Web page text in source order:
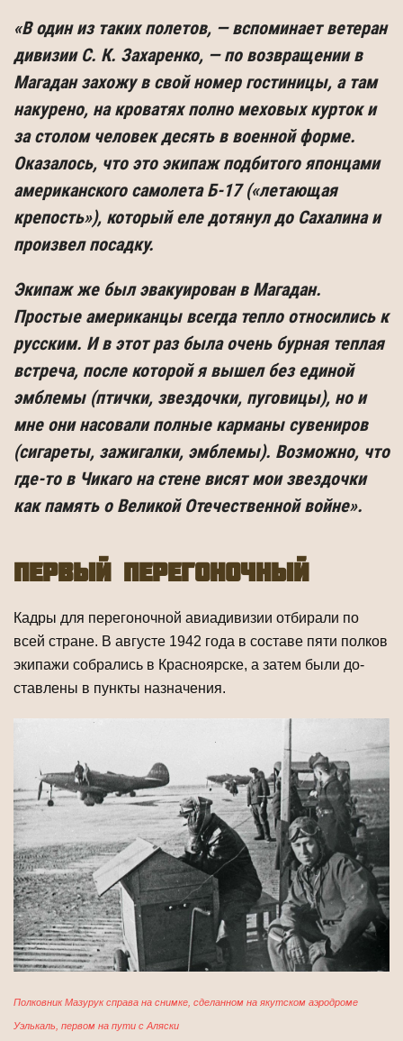
«В один из таких полетов, — вспоминает ветеран
дивизии С. К. Захаренко, — по возвращении в
Магадан захожу в свой номер гостиницы, а там
накурено, на кроватях полно меховых курток и
за столом человек десять в военной форме.
Оказалось, что это экипаж подбитого японцами
американского самолета Б-17 («летающая
крепость»), который еле дотянул до Сахалина и
произвел посадку.
Экипаж же был эвакуирован в Магадан.
Простые американцы всегда тепло от­носились к
русским. И в этот раз была очень бурная теплая
встреча, после кото­рой я вышел без единой
эмблемы (птички, звездочки, пуговицы), но и
мне они насовали полные карманы сувениров
(сигареты, зажигалки, эмблемы). Возможно, что
где-то в Чикаго на стене висят мои звездочки
как память о Великой Отечест­венной войне».
первый перегоночный
Кадры для перегоночной авиадивизии отбирали по
всей стране. В августе 1942 года в составе пяти полков
экипажи собрались в Красноярске, а затем были до­
ставлены в пункты назначения.
Полковник Мазурук справа на снимке, сделанном на якутском аэродроме
Уэлькаль, первом на пути с Аляски